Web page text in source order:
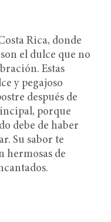
Rica, donde
el dulce que no
Estas
y pegajoso
después de
porque
debe de haber
Su sabor te
hermosas de